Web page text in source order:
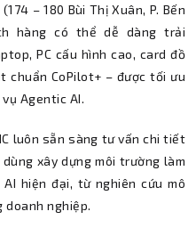
– 180 Bùi Thị Xuân, P. Bến
hàng có thể dễ dàng trải
PC cấu hình cao, card đồ
chuẩn CoPilot+ – được tối ưu
Agentic AI.
luôn sẵn sàng tư vấn chi tiết
xây dựng môi trường làm
hiện đại, từ nghiên cứu mô
nghiệp.